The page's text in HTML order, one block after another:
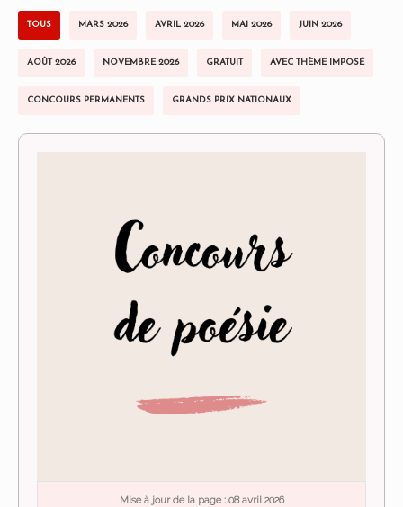
TOUS MARS 2026 AVRIL 2026 MAI 2026 JUIN 2026
AOÛT 2026 NOVEMBRE 2026 GRATUIT AVEC THÈME IMPOSÉ
CONCOURS PERMANENTS GRANDS PRIX NATIONAUX
Mise à jour de la page : 08 avril 2026